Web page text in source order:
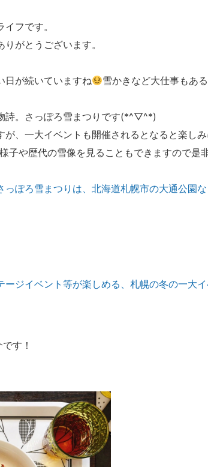
フです。
がとうございます。
日が続いていますね
雪かきなど大仕事もあ
詩。さっぽろ雪まつりです(*^▽^*)
、一大イベントも開催されるとなると楽しみ
子や歴代の雪像を見ることもできますので是
っぽろ雪まつりは、北海道札幌市の大通公園
ジイベント等が楽しめる、札幌の冬の一大イ
す！